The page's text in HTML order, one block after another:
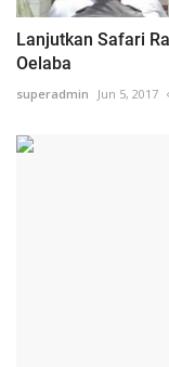
Lanjutkan Safari
Oelaba
superadmin Jun 5, 2017